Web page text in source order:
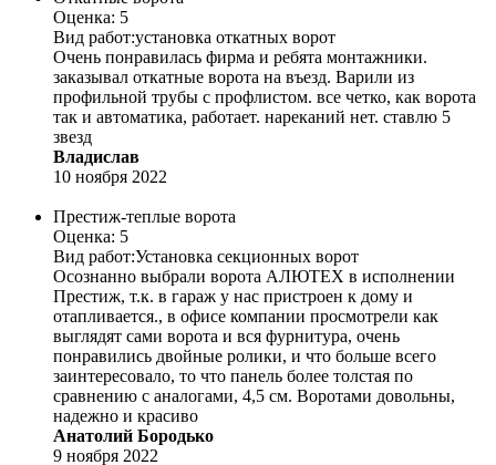
Оценка: 5
Вид работ:установка откатных ворот
Очень понравилась фирма и ребята монтажники.
заказывал откатные ворота на въезд. Варили из
профильной трубы с профлистом. все четко, как ворота
так и автоматика, работает. нареканий нет. ставлю 5
звезд
Владислав
10 ноября 2022
Престиж-теплые ворота
Оценка: 5
Вид работ:Установка секционных ворот
Осознанно выбрали ворота АЛЮТЕХ в исполнении
Престиж, т.к. в гараж у нас пристроен к дому и
отапливается., в офисе компании просмотрели как
выглядят сами ворота и вся фурнитура, очень
понравились двойные ролики, и что больше всего
заинтересовало, то что панель более толстая по
сравнению с аналогами, 4,5 см. Воротами довольны,
надежно и красиво
Анатолий Бородько
9 ноября 2022